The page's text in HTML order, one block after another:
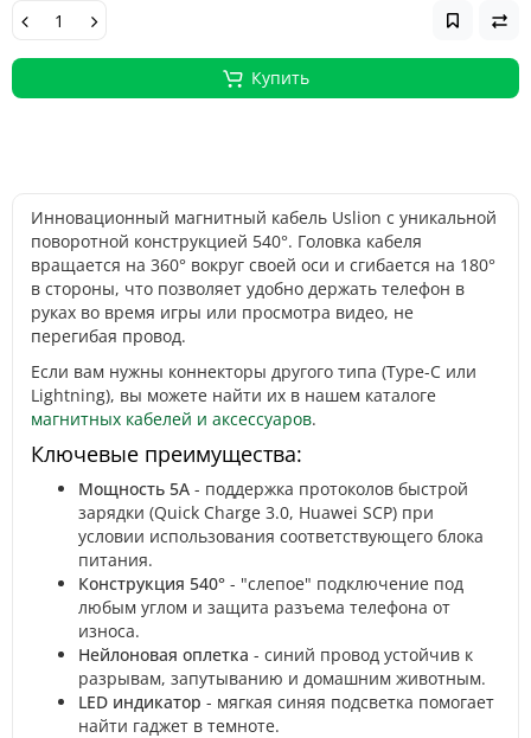
Купить
Инновационный магнитный кабель Uslion с уникальной
поворотной конструкцией 540°. Головка кабеля
вращается на 360° вокруг своей оси и сгибается на 180°
в стороны, что позволяет удобно держать телефон в
руках во время игры или просмотра видео, не
перегибая провод.
Если вам нужны коннекторы другого типа (Type-C или
Lightning), вы можете найти их в нашем каталоге
магнитных кабелей и аксессуаров.
Ключевые преимущества:
Мощность 5А - поддержка протоколов быстрой
зарядки (Quick Charge 3.0, Huawei SCP) при
условии использования соответствующего блока
питания.
Конструкция 540° - "слепое" подключение под
любым углом и защита разъема телефона от
износа.
Нейлоновая оплетка - синий провод устойчив к
разрывам, запутыванию и домашним животным.
LED индикатор - мягкая синяя подсветка помогает
найти гаджет в темноте.